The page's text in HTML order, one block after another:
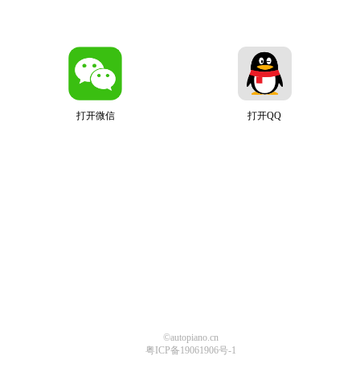
打开微信 打开QQ
©autopiano.cn
粤ICP备19061906号-1